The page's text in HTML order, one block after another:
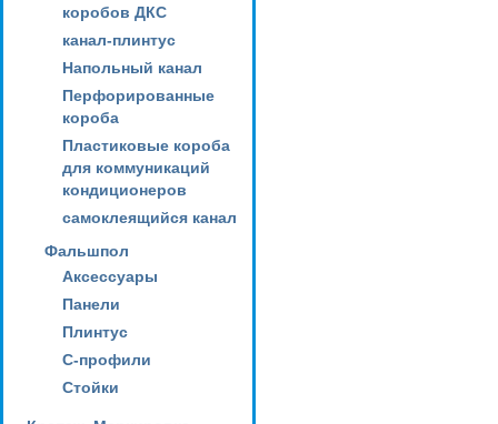
коробов ДКС
канал-плинтус
Напольный канал
Перфорированные
короба
Пластиковые короба
для коммуникаций
кондиционеров
самоклеящийся канал
Фальшпол
Аксессуары
Панели
Плинтус
С-профили
Стойки